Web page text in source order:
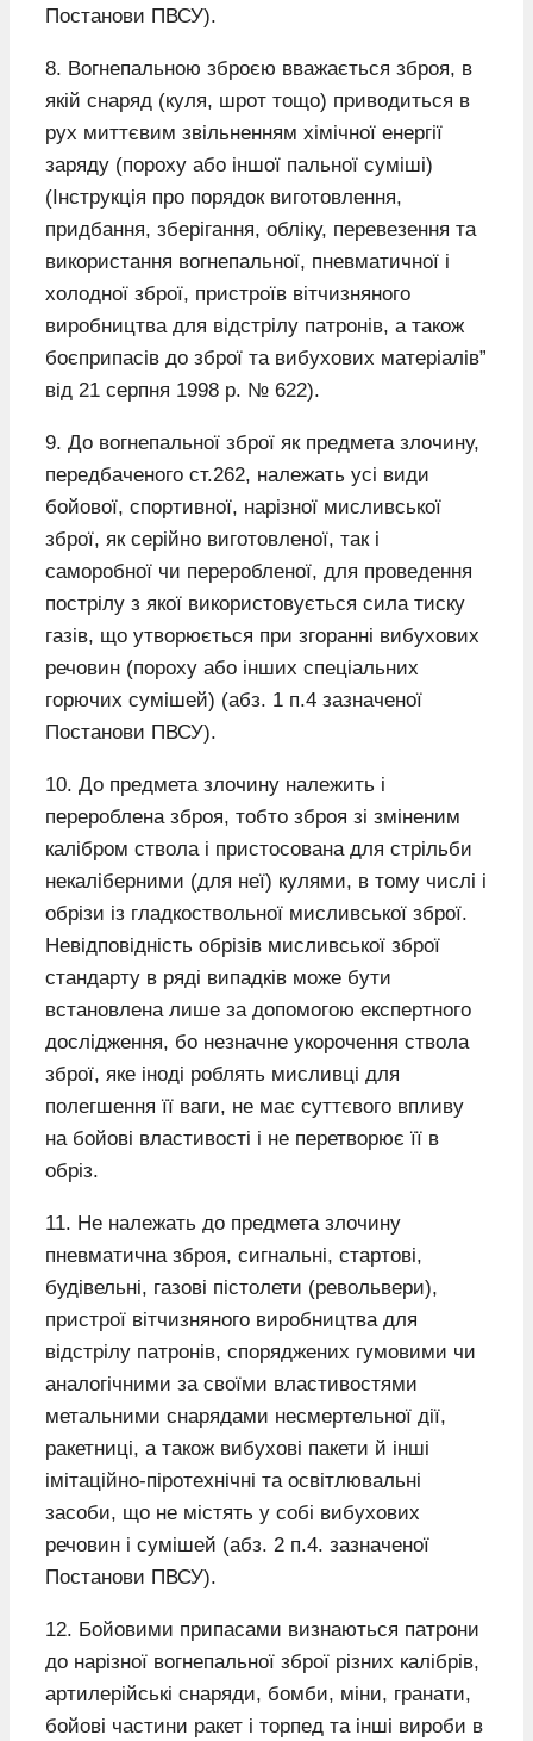
Постанови ПВСУ).
8. Вогнепальною зброєю вважається зброя, в
якій снаряд (куля, шрот тощо) приводиться в
рух миттєвим звільненням хімічної енергії
заряду (пороху або іншої пальної суміші)
(Інструкція про порядок виготовлення,
придбання, зберігання, обліку, перевезення та
використання вогнепальної, пневматичної і
холодної зброї, пристроїв вітчизняного
виробництва для відстрілу патронів, а також
боєприпасів до зброї та вибухових матеріалів”
від 21 серпня 1998 р. № 622).
9. До вогнепальної зброї як предмета злочину,
передбаченого ст.262, належать усі види
бойової, спортивної, нарізної мисливської
зброї, як серійно виготовленої, так і
саморобної чи переробленої, для проведення
пострілу з якої використовується сила тиску
газів, що утворюється при згоранні вибухових
речовин (пороху або інших спеціальних
горючих сумішей) (абз. 1 п.4 зазначеної
Постанови ПВСУ).
10. До предмета злочину належить і
перероблена зброя, тобто зброя зі зміненим
калібром ствола і пристосована для стрільби
некаліберними (для неї) кулями, в тому числі і
обрізи із гладкоствольної мисливської зброї.
Невідповідність обрізів мисливської зброї
стандарту в ряді випадків може бути
встановлена лише за допомогою експертного
дослідження, бо незначне укорочення ствола
зброї, яке іноді роблять мисливці для
полегшення її ваги, не має суттєвого впливу
на бойові властивості і не перетворює її в
обріз.
11. Не належать до предмета злочину
пневматична зброя, сигнальні, стартові,
будівельні, газові пістолети (револьвери),
пристрої вітчизняного виробництва для
відстрілу патронів, споряджених гумовими чи
аналогічними за своїми властивостями
метальними снарядами несмертельної дії,
ракетниці, а також вибухові пакети й інші
імітаційно-піротехнічні та освітлювальні
засоби, що не містять у собі вибухових
речовин і сумішей (абз. 2 п.4. зазначеної
Постанови ПВСУ).
12. Бойовими припасами визнаються патрони
до нарізної вогнепальної зброї різних калібрів,
артилерійські снаряди, бомби, міни, гранати,
бойові частини ракет і торпед та інші вироби в